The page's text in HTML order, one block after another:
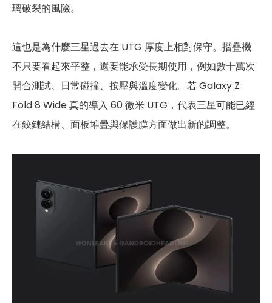
璃破裂的風險。
這也是為什麼三星過去在 UTG 厚度上相對保守。摺疊機
不只要看起來平整，還要能承受長期使用，例如數十萬次
開合測試、日常碰撞、按壓與溫度變化。若 Galaxy Z
Fold 8 Wide 真的導入 60 微米 UTG，代表三星可能已經
在鉸鏈結構、面板堆疊與保護膜方面做出新的調整。